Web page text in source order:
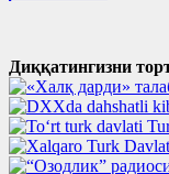
Диққатингизни